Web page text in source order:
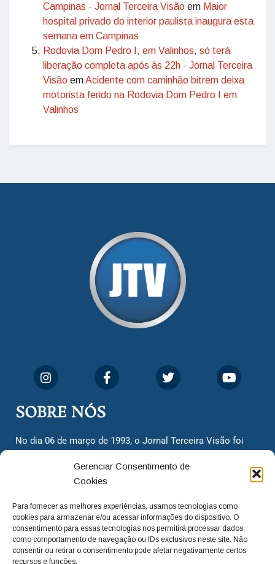
Gerenciar Consentimento de
Cookies
Para fornecer as melhores experiências, usamos tecnologias como
cookies para armazenar e/ou acessar informações do dispositivo. O
consentimento para essas tecnologias nos permitirá processar dados
como comportamento de navegação ou IDs exclusivos neste site. Não
consentir ou retirar o consentimento pode afetar negativamente certos
recursos e funções.
Campinas - Jornal Terceira Visão em Maior
hospital privado do interior paulista inaugura esta
semana em Campinas
Rodovia Dom Pedro I, em Valinhos, só terá
liberação completa após às 22h - Jornal Terceira
Visão emAcidente com caminhão bitrem deixa
motorista ferido na Rodovia Dom Pedro I em
Valinhos
SOBRE NÓS
No dia 06 de março de 1993, o Jornal Terceira Visão foi
cidadãos valinhenses, já que naquela época só existiam
dois jornais. Há mais de 30 anos, o jornal continua
com o foco de trazer as melhores notícias. Nunca
deixamos de lado as necessidades do cidadão, sempre
questionando os órgãos públicos em busca de melhorias
para a cidade e sempre cobrando resoluções para casos